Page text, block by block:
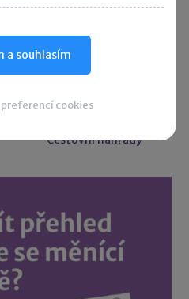
Vzory smluv
Cestovní náhrady
a souhlasím
cookies